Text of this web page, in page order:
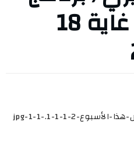
العروض إلى غاية 18